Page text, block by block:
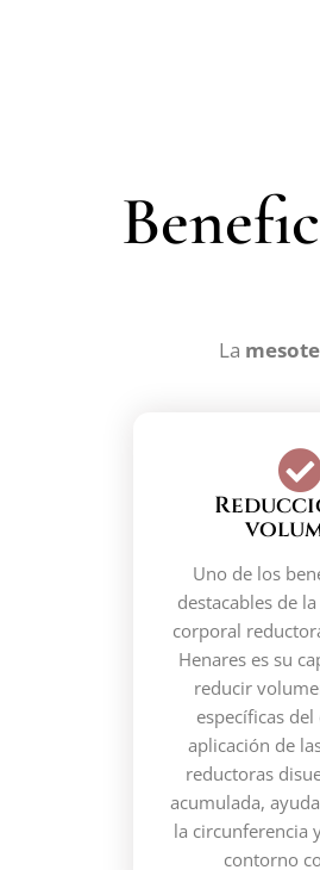
La
Uno de los
destacables de
corporal
Henares es su
reducir
específicas
aplicación de
reductoras
acumulada,
la circunferencia
contorno